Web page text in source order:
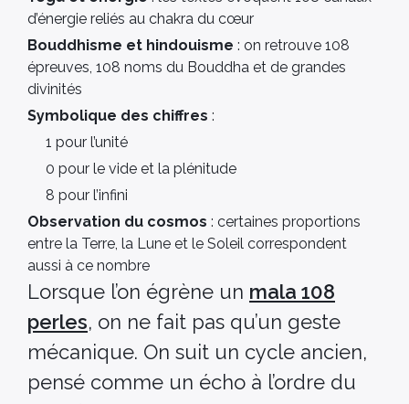
d’énergie reliés au chakra du cœur
Bouddhisme et hindouisme : on retrouve 108
épreuves, 108 noms du Bouddha et de grandes
divinités
Symbolique des chiffres :
1 pour l’unité
0 pour le vide et la plénitude
8 pour l’infini
Observation du cosmos : certaines proportions
entre la Terre, la Lune et le Soleil correspondent
aussi à ce nombre
Lorsque l’on égrène un mala 108
perles, on ne fait pas qu’un geste
mécanique. On suit un cycle ancien,
pensé comme un écho à l’ordre du